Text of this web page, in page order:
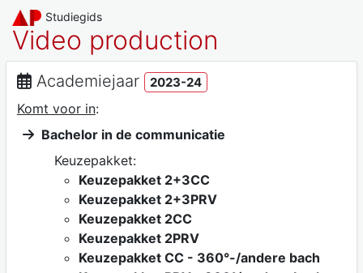
Studiegids
Video production
Academiejaar 2023-24
Komt voor in:
Bachelor in de communicatie
Keuzepakket:
Keuzepakket 2+3CC
Keuzepakket 2+3PRV
Keuzepakket 2CC
Keuzepakket 2PRV
Keuzepakket CC - 360°-/andere bach